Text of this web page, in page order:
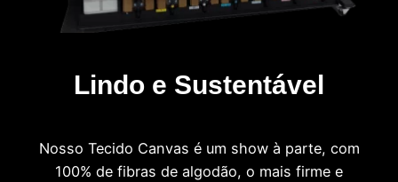
Lindo e Sustentável
Nosso Tecido Canvas é um show à parte, com
100% de fibras de algodão, o mais firme e